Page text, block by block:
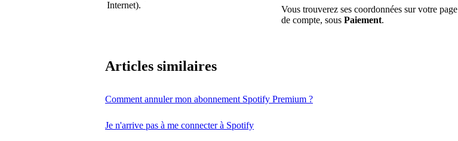
Internet).
Vous trouverez ses coordonnées sur votre page
de compte, sous Paiement.
Articles similaires
Comment annuler mon abonnement Spotify Premium ?
Je n'arrive pas à me connecter à Spotify